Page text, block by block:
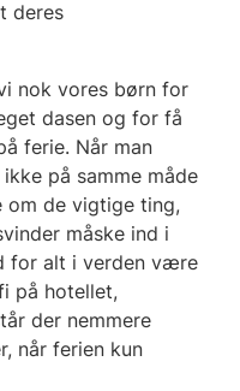
deres
nok vores børn for
dasen og for få
ferie. Når man
på samme måde
de vigtige ting,
måske ind i
for alt i verden være
på hotellet,
der nemmere
når ferien kun